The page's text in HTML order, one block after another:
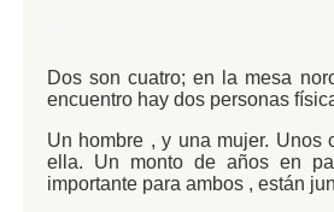
Dos son cuatro; en la mesa
encuentro hay dos personas
Un hombre , y una mujer. Unos
ella. Un monto de años en
importante para ambos , están